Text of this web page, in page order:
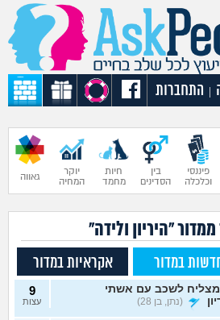
התחברות
פיננסי
וכלכלה
בין
הסדינים
חיות
מחמד
יוקר
המחיה
גאווה
"היריון ולידה"
במדור אקראיות במדור
לשכב עם אשתי
(נתן, בן 28)
9
עצות